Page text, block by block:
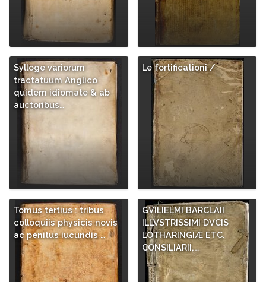
Sylloge variorum
tractatuum Anglico
quidem idiomate & ab
auctoribus…
Le fortificationi /
Tomus tertius : tribus
colloquiis physicis novis
ac penitus iucundis …
GVILIELMI BARCLAII
ILLVSTRISSIMI DVCIS
LOTHARINGIÆ ETC.
CONSILIARII,…